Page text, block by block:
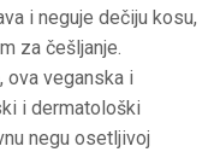
i neguje dečiju kosu,
za češljanje.
ova veganska i
i dermatološki
negu osetljivoj